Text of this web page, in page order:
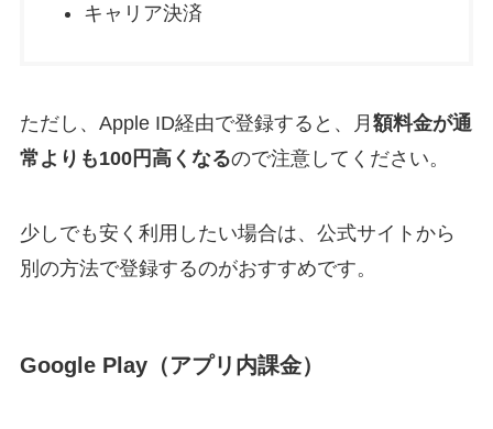
キャリア決済
ただし、Apple ID経由で登録すると、月 額料金が通
常よりも100円高くなるので注意してください。
少しでも安く利用したい場合は、公式サイトから
別の方法で登録するのがおすすめです。
Google Play（アプリ内課金）